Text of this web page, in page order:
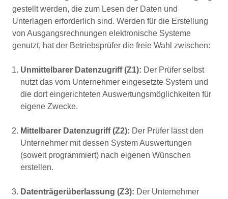
gestellt werden, die zum Lesen der Daten und
Unterlagen erforderlich sind. Werden für die Erstellung
von Ausgangsrechnungen elektronische Systeme
genutzt, hat der Betriebsprüfer die freie Wahl zwischen:
Unmittelbarer Datenzugriff (Z1): Der Prüfer selbst
nutzt das vom Unternehmer eingesetzte System und
die dort eingerichteten Auswertungsmöglichkeiten für
eigene Zwecke.
Mittelbarer Datenzugriff (Z2): Der Prüfer lässt den
Unternehmer mit dessen System Auswertungen
(soweit programmiert) nach eigenen Wünschen
erstellen.
Datenträgerüberlassung (Z3): Der Unternehmer